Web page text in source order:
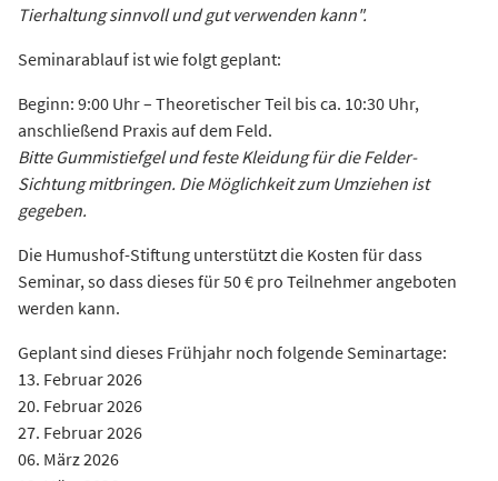
Tierhaltung sinnvoll und gut verwenden kann".
Seminarablauf ist wie folgt geplant:
Beginn: 9:00 Uhr – Theoretischer Teil bis ca. 10:30 Uhr,
anschließend Praxis auf dem Feld.
Bitte Gummistiefgel und feste Kleidung für die Felder-
Sichtung mitbringen. Die Möglichkeit zum Umziehen ist
gegeben.
Die Humushof-Stiftung unterstützt die Kosten für dass
Seminar, so dass dieses für 50 € pro Teilnehmer angeboten
werden kann.
Geplant sind dieses Frühjahr noch folgende Seminartage:
13. Februar 2026
20. Februar 2026
27. Februar 2026
06. März 2026